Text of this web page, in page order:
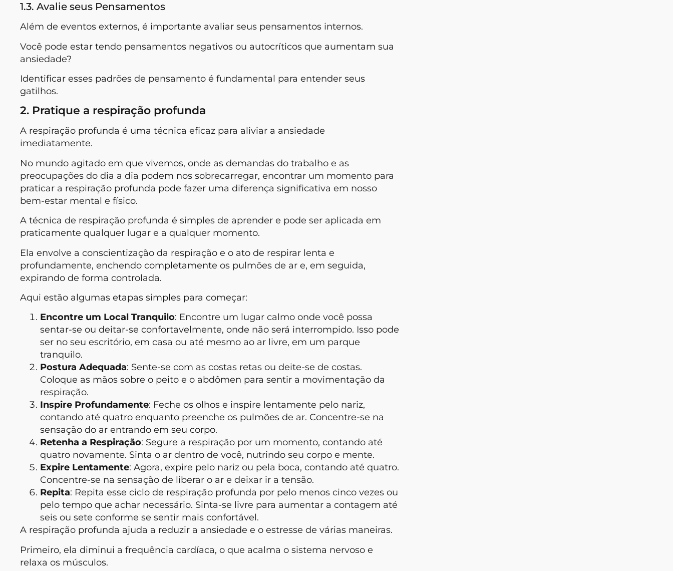
1.3. Avalie seus Pensamentos
Além de eventos externos, é importante avaliar seus pensamentos internos.
Você pode estar tendo pensamentos negativos ou autocríticos que aumentam sua
ansiedade?
Identificar esses padrões de pensamento é fundamental para entender seus
gatilhos.
2. Pratique a respiração profunda
A respiração profunda é uma técnica eficaz para aliviar a ansiedade
imediatamente.
No mundo agitado em que vivemos, onde as demandas do trabalho e as
preocupações do dia a dia podem nos sobrecarregar, encontrar um momento para
praticar a respiração profunda pode fazer uma diferença significativa em nosso
bem-estar mental e físico.
A técnica de respiração profunda é simples de aprender e pode ser aplicada em
praticamente qualquer lugar e a qualquer momento.
Ela envolve a conscientização da respiração e o ato de respirar lenta e
profundamente, enchendo completamente os pulmões de ar e, em seguida,
expirando de forma controlada.
Aqui estão algumas etapas simples para começar:
Encontre um Local Tranquilo: Encontre um lugar calmo onde você possa
sentar-se ou deitar-se confortavelmente, onde não será interrompido. Isso pode
ser no seu escritório, em casa ou até mesmo ao ar livre, em um parque
tranquilo.
Postura Adequada: Sente-se com as costas retas ou deite-se de costas.
Coloque as mãos sobre o peito e o abdômen para sentir a movimentação da
respiração.
Inspire Profundamente: Feche os olhos e inspire lentamente pelo nariz,
contando até quatro enquanto preenche os pulmões de ar. Concentre-se na
sensação do ar entrando em seu corpo.
Retenha a Respiração: Segure a respiração por um momento, contando até
quatro novamente. Sinta o ar dentro de você, nutrindo seu corpo e mente.
Expire Lentamente: Agora, expire pelo nariz ou pela boca, contando até quatro.
Concentre-se na sensação de liberar o ar e deixar ir a tensão.
Repita: Repita esse ciclo de respiração profunda por pelo menos cinco vezes ou
pelo tempo que achar necessário. Sinta-se livre para aumentar a contagem até
seis ou sete conforme se sentir mais confortável.
A respiração profunda ajuda a reduzir a ansiedade e o estresse de várias maneiras.
Primeiro, ela diminui a frequência cardíaca, o que acalma o sistema nervoso e
relaxa os músculos.